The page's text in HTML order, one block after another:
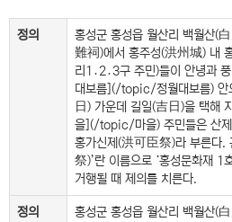
정의
홍성군 홍성읍 월산리 백월산(
難祠)에서 홍주성(洪州城) 내
리1․2․3구 주민)들이 안녕과
대보름](/topic/정월대보름) 안
日) 가운데 길일(吉日)을 택해
을](/topic/마을) 주민들은 산
홍가신제(洪可臣祭)라 부른다.
祭)’란 이름으로 ‘홍성문화재 1
거행될 때 제의를 치른다.
정의
홍성군 홍성읍 월산리 백월산(